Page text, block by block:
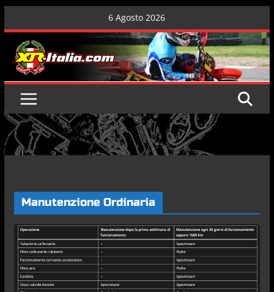
content
6 Agosto 2026
Manutenzione Ordinaria